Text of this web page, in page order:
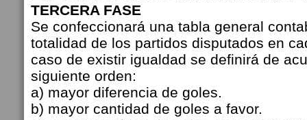
TERCERA FASE
Se confeccionará una tabla general
totalidad de los partidos disputados en
caso de existir igualdad se definirá de
siguiente orden:
a) mayor diferencia de goles.
b) mayor cantidad de goles a favor.